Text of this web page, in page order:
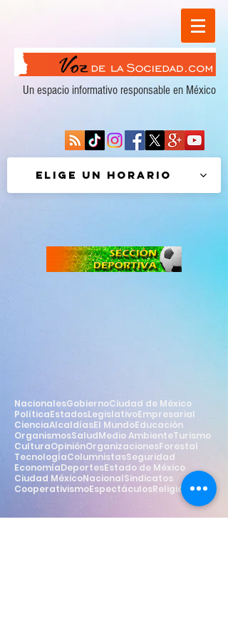
Un espacio informativo responsable en México
Elige un horario
NacionalesGobiernoCiudad de México
PolíticaEstadosLegislativoEmpresarial
CienciaAlcaldíasEl MundoEducación
OrganismosSaludMedio AmbienteTurismo
CulturaOpiniónOrganizacionesForestal
TecnologíaColumnistasSeguridad
EconomíaDeportesEstado de México
Ciudad MéxicoNacionalSindicatos
CooperativismoEspectáculosReligión Estilo